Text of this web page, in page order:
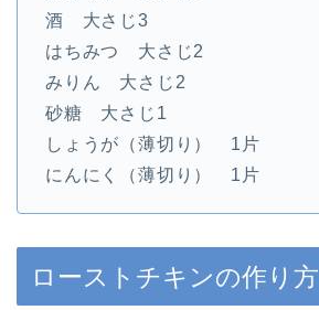
酒 大さじ3
はちみつ 大さじ2
みりん 大さじ2
砂糖 大さじ1
しょうが（薄切り） 1片
にんにく（薄切り） 1片
ローストチキンの作り方